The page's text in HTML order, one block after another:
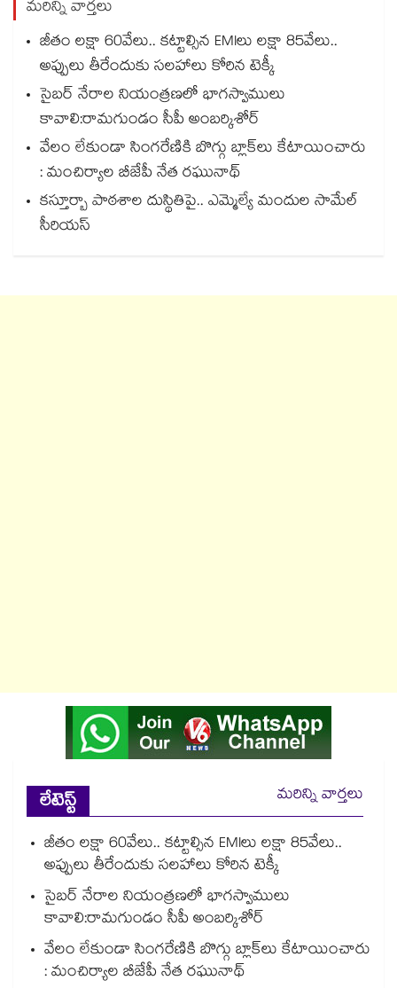
మరిన్ని వార్తలు
జీతం లక్షా 60వేలు.. కట్టాల్సిన EMIలు లక్షా 85వేలు..
అప్పులు తీరేందుకు సలహాలు కోరిన టెక్కీ
సైబర్ నేరాల నియంత్రణలో భాగస్వాములు
కావాలి:రామగుండం సీపీ అంబర్కిశోర్‌‌‌‌‌‌‌‌‌‌‌‌‌‌‌‌
వేలం లేకుండా సింగరేణికి బొగ్గు బ్లాక్‌‌‌‌‌‌‌‌లు కేటాయించారు
: మంచిర్యాల బీజేపీ నేత రఘునాథ్
కస్తూర్బా పాఠశాల దుస్థితిపై.. ఎమ్మెల్యే మందుల సామేల్
సీరియస్
లేటెస్ట్
మరిన్ని వార్తలు
జీతం లక్షా 60వేలు.. కట్టాల్సిన EMIలు లక్షా 85వేలు..
అప్పులు తీరేందుకు సలహాలు కోరిన టెక్కీ
సైబర్ నేరాల నియంత్రణలో భాగస్వాములు
కావాలి:రామగుండం సీపీ అంబర్కిశోర్‌‌‌‌‌‌‌‌‌‌‌‌‌‌‌‌
వేలం లేకుండా సింగరేణికి బొగ్గు బ్లాక్‌‌‌‌‌‌‌‌లు కేటాయించారు
: మంచిర్యాల బీజేపీ నేత రఘునాథ్